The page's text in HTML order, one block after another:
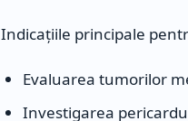
Indicațiile principale
Evaluarea tumorilor
Investigarea